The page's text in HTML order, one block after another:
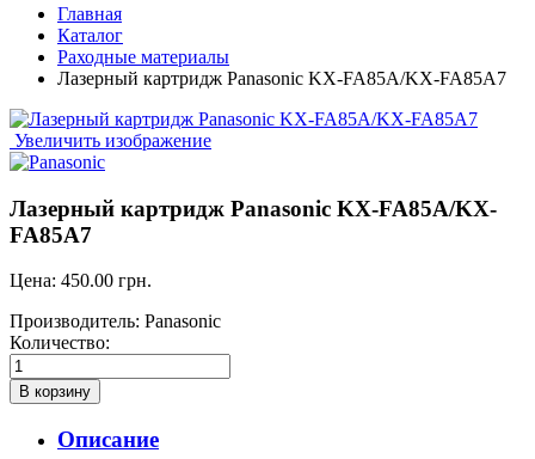
Главная
Каталог
Раходные материалы
Лазерный картридж Panasonic KX-FA85A/KX-FA85A7
Увеличить изображение
Лазерный картридж Panasonic KX-FA85A/KX-
FA85A7
Цена: 450.00 грн.
Производитель: Panasonic
Количество:
Описание